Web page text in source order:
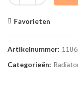
Favorieten
Artikelnummer:
Categorieën: